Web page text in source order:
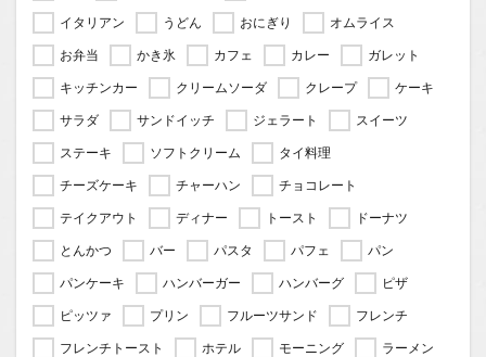
イタリアン
うどん おにぎり
オムライス
お弁当
かき氷 カフェ カレー
ガレット
キッチンカー
クリームソーダ クレープ
ケーキ
サラダ
サンドイッチ ジェラート
スイーツ
ステーキ
ソフトクリーム
タイ料理
チーズケーキ
チャーハン
チョコレート
テイクアウト
ディナー トースト
ドーナツ
とんかつ
バー パスタ パフェ
パン
パンケーキ
ハンバーガー ハンバーグ
ピザ
ピッツァ
プリン フルーツサンド
フレンチ
フレンチトースト
ホテル モーニング
ラーメン